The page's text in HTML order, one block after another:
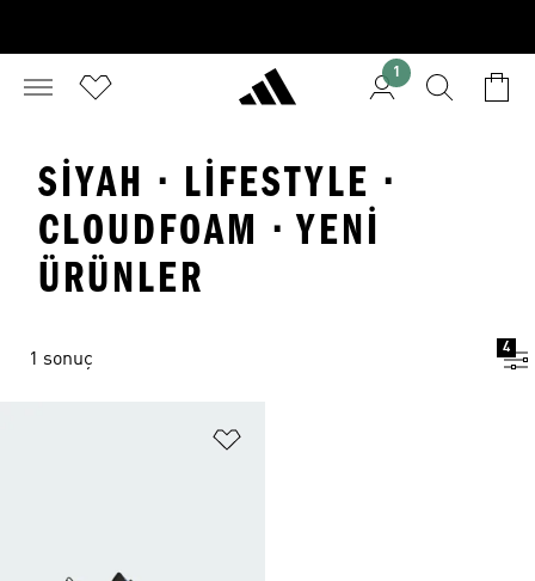
1
SIYAH · LIFESTYLE ·
CLOUDFOAM · YENI
ÜRÜNLER
1 sonuç
4